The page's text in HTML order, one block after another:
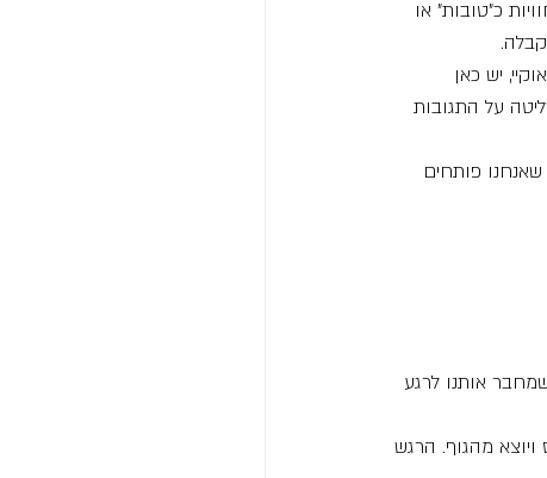
כ"טובות" או
יש כאן
על התגובות
פותחים
שמחבר אותנו לרגע
מהגוף. הרגש